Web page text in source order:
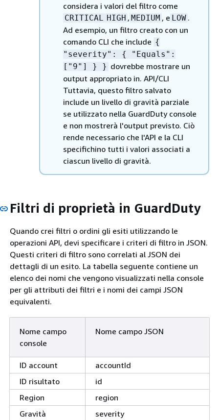
considera i valori del filtro come
CRITICAL HIGH , MEDIUM , e LOW .
Ad esempio, un filtro creato con un
comando CLI che include {
"severity": {
"Equals":
["9"] } } dovrebbe mostrare un
output appropriato in. API/CLI
Tuttavia, questo filtro salvato
include un livello di gravità parziale
se utilizzato nella GuardDuty console
e non mostrerà l'output previsto. Ciò
rende necessario che l'API e la CLI
specifichino tutti i valori associati a
ciascun livello di gravità.
Filtri di proprietà in GuardDuty
Quando crei filtri o ordini gli esiti utilizzando le
operazioni API, devi specificare i criteri di filtro in JSON.
Questi criteri di filtro sono correlati al JSON dei
dettagli di un esito. La tabella seguente contiene un
elenco dei nomi che vengono visualizzati nella console
per gli attributi dei filtri e i nomi dei campi JSON
equivalenti.
Nome campo
console
Nome campo JSON
ID account
accountId
ID risultato
id
Region
region
Gravità
severity